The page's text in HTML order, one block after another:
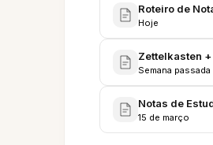
Roteiro de
Hoje
Zettelkasten
Semana passada
Notas de
15 de março